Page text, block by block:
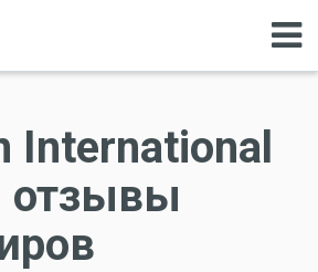
International
отзывы